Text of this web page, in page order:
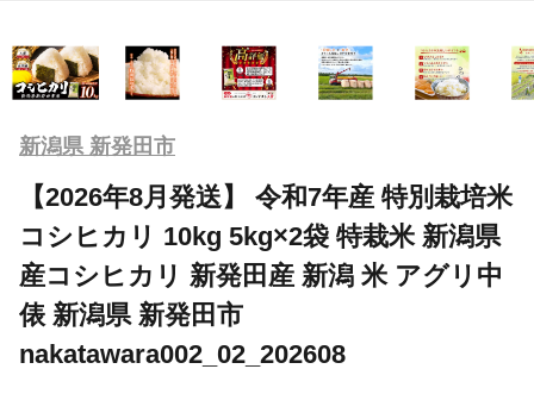
新潟県 新発田市
【2026年8月発送】 令和7年産 特別栽培米
コシヒカリ 10kg 5kg×2袋 特栽米 新潟県
産コシヒカリ 新発田産 新潟 米 アグリ中
俵 新潟県 新発田市
nakatawara002_02_202608